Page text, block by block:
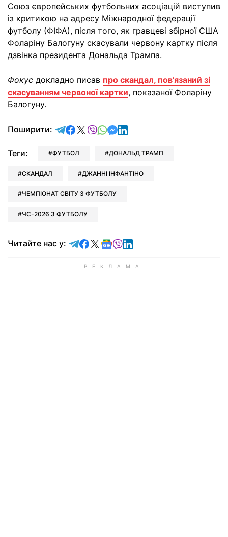
Союз європейських футбольних асоціацій виступив
із критикою на адресу Міжнародної федерації
футболу (ФІФА), після того, як гравцеві збірної США
Фоларіну Балогуну скасували червону картку після
дзвінка президента Дональда Трампа.
Фокус докладно писав про скандал, пов’язаний зі
скасуванням червоної картки, показаної Фоларіну
Балогуну.
Поширити: відправити у Telegram
поділитись у Facebook
поділитись у X
відправити у Viber
відправити у Whatsapp
відправити у Messenger
відправити у LinkedIn
Теги: ФУТБОЛ ДОНАЛЬД ТРАМП
СКАНДАЛ ДЖАННІ ІНФАНТІНО
ЧЕМПІОНАТ СВІТУ З ФУТБОЛУ
ЧС-2026 З ФУТБОЛУ
Читайте нас у: Читайте у Telegram
Читайте у Facebook
Читайте у X
Читайте у Google news
Читайте у Viber
Читайте у LinkedIn